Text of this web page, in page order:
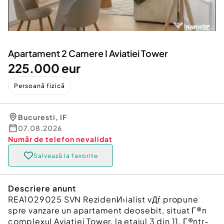
Servicii
Animale de companie
Inchiriere Bunuri si Vehicule
Utilaje agricole si industriale
Piese auto si accesorii
Apartament 2 Camere I Aviatiei Tower
225.000 eur
Persoană fizică
Bucuresti, IF
07.08.2026
Număr de telefon nevalidat
Salvează la favorite
Descriere anunt
REA1029025 SVN RezidenИ›ialist vДѓ propune
spre vanzare un apartament deosebit, situat Г®n
complexul Aviatiei Tower, la etajul 3 din 11, Г®ntr-